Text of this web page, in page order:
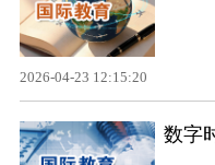
2026-04-23 12:15:20
数字